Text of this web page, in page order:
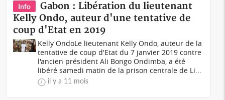
Info
Gabon : Libération du lieutenant
Kelly Ondo, auteur d'une tentative de
coup d'Etat en 2019
Kelly OndoLe lieutenant Kelly Ondo, auteur de la
tentative de coup d'Etat du 7 janvier 2019 contre
l'ancien président Ali Bongo Ondimba, a été
libéré samedi matin de la prison centrale de Li...
il y a 11 mois